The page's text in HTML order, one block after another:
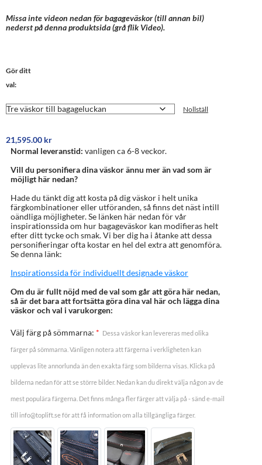
Missa inte videon nedan för bagageväskor (till annan bil)
nederst på denna produktsida (grå flik Video).
Gör ditt
val:
Nollställ
21,595.00 kr
Normal leveranstid: vanligen ca 6-8 veckor.
Vill du personifiera dina väskor ännu mer än vad som är
möjligt här nedan?
Hade du tänkt dig att kosta på dig väskor i helt unika
färgkombinationer eller utföranden, så finns det näst intill
oändliga möjligheter. Se länken här nedan för vår
inspirationssida om hur bagageväskor kan modifieras helt
efter ditt tycke och smak. Vi ber dig ha i åtanke att dessa
personifieringar ofta kostar en hel del extra att genomföra.
Se denna länk:
Inspirationssida för individuellt designade väskor
Om du är fullt nöjd med de val som går att göra här nedan,
så är det bara att fortsätta göra dina val här och lägga dina
väskor och val i varukorgen:
Välj färg på sömmarna: * Dessa väskor kan levereras med olika
färger på sömmarna. Vänligen notera att färgerna i verkligheten kan
upplevas lite annorlunda än den exakta färg som bilderna visas. Klicka på
bilderna nedan för att se större bilder. Nedan kan du direkt välja någon av de
mest populära färgerna. Det finns många fler färger att välja på - sänd e-mail
till info@toplift.se för att få information om alla tillgängliga färger.